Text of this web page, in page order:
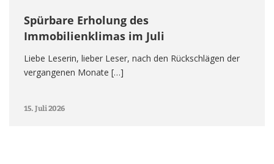
Spürbare Erholung des
Immobilienklimas im Juli
Liebe Leserin, lieber Leser, nach den Rückschlägen der
vergangenen Monate […]
15. Juli 2026